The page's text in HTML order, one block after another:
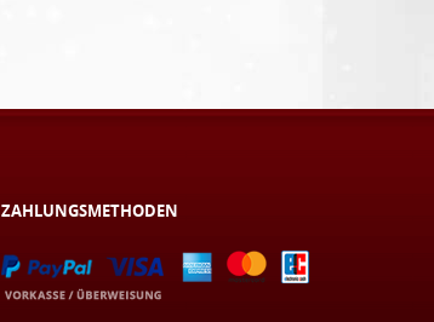
ZAHLUNGSMETHODEN